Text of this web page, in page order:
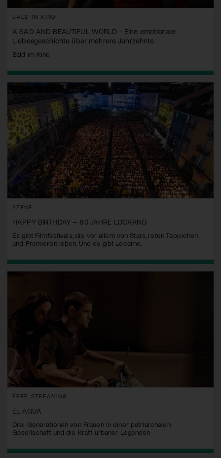
BALD IM KINO
A SAD AND BEAUTIFUL WORLD - Eine emotionale
Liebesgeschichte über mehrere Jahrzehnte
Bald im Kino
SZENE
HAPPY BIRTHDAY – 80 JAHRE LOCARNO
Es gibt Filmfestivals, die vor allem von Stars, roten Teppichen
und Premieren leben. Und es gibt Locarno.
FREE-STREAMING
EL AGUA
Drei Generationen von Frauen in einer patriarchalen
Gesellschaft und die Kraft urbaner Legenden